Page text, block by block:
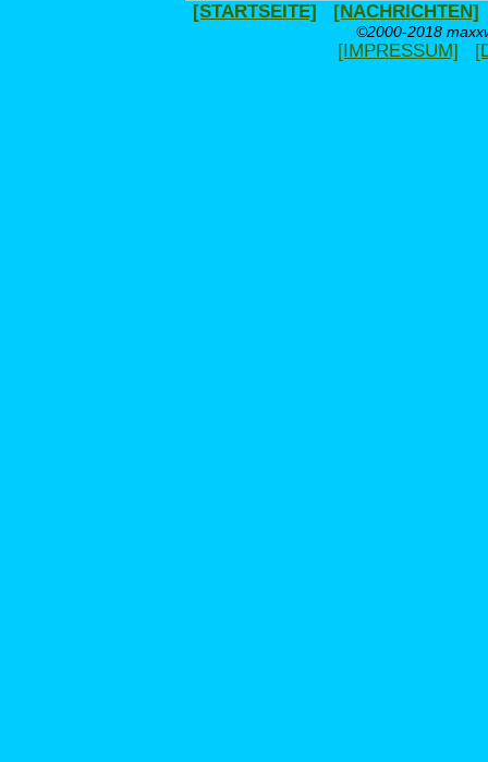
[STARTSEITE] [NACHRICHTEN]
©2000-2018
[IMPRESSUM]